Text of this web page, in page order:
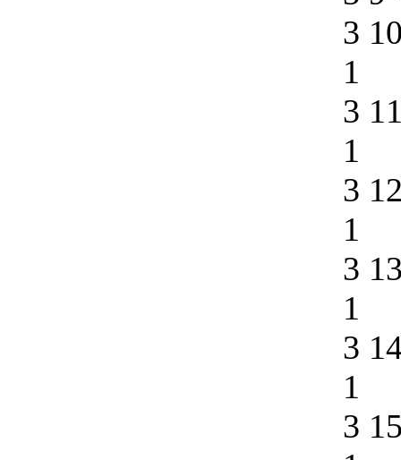
3
1
3
1
3
1
3
1
3
1
3